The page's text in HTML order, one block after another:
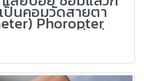
ป็นคอมวัดสายตา
Phoropter
หากเสียบ่อย
แล้ว ยังทำให้ งาน
และเสียโอกาสทาง
รณ์ของ